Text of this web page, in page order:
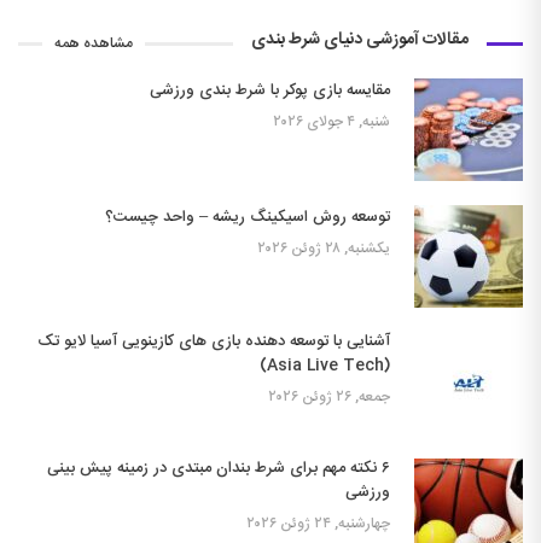
مقالات آموزشی دنیای شرط بندی مشاهده همه
مقایسه بازی پوکر با شرط بندی ورزشی
شنبه, ۴ جولای ۲۰۲۶
توسعه روش اسیکینگ ریشه – واحد چیست؟
یکشنبه, ۲۸ ژوئن ۲۰۲۶
آشنایی با توسعه دهنده بازی های کازینویی آسیا لایو تک
(Asia Live Tech)
جمعه, ۲۶ ژوئن ۲۰۲۶
۶ نکته مهم برای شرط بندان مبتدی در زمینه پیش بینی
ورزشی
چهارشنبه, ۲۴ ژوئن ۲۰۲۶